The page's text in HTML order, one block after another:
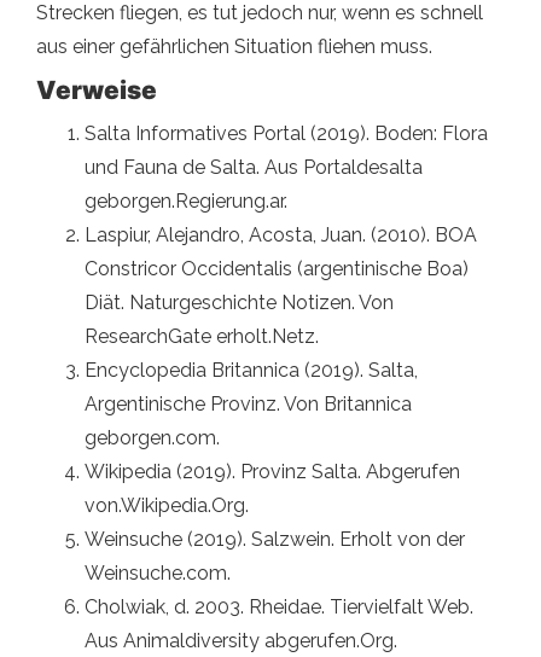
Strecken fliegen, es tut jedoch nur, wenn es schnell
aus einer gefährlichen Situation fliehen muss.
Verweise
Salta Informatives Portal (2019). Boden: Flora
und Fauna de Salta. Aus Portaldesalta
geborgen.Regierung.ar.
Laspiur, Alejandro, Acosta, Juan. (2010). BOA
Constricor Occidentalis (argentinische Boa)
Diät. Naturgeschichte Notizen. Von
ResearchGate erholt.Netz.
Encyclopedia Britannica (2019). Salta,
Argentinische Provinz. Von Britannica
geborgen.com.
Wikipedia (2019). Provinz Salta. Abgerufen
von.Wikipedia.Org.
Weinsuche (2019). Salzwein. Erholt von der
Weinsuche.com.
Cholwiak, d. 2003. Rheidae. Tiervielfalt Web.
Aus Animaldiversity abgerufen.Org.